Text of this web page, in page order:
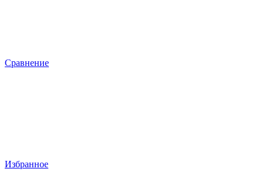
Сравнение
Избранное